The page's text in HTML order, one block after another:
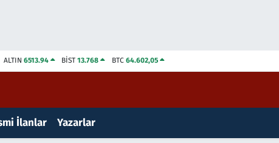
ALTIN 6513.94 BİST13.768 BTC 64.602,05
İlanlar Yazarlar